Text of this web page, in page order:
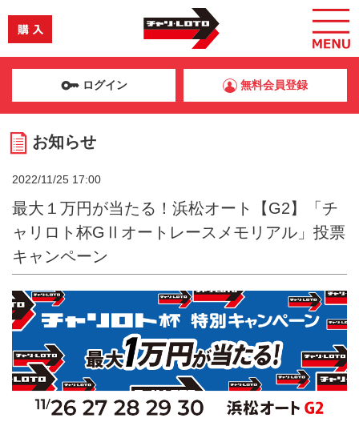
ログイン 無料会員登録
お知らせ
2022/11/25 17:00
最大１万円が当たる！浜松オート【G2】「チ
ャリロト杯GⅡオートレースメモリアル」投票
キャンペーン